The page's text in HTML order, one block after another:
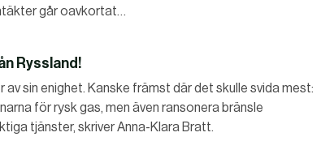
går oavkortat…
Ryssland!
av sin enighet. Kanske främst där det skulle svida mest:
för rysk gas, men även ransonera bränsle
tjänster, skriver Anna-Klara Bratt.